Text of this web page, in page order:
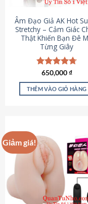
Âm Đạo Giả AK Hot
Stretchy – Cảm Giác
Thật Khiến Bạn Đê
Từng Giây
Được xếp
hạng4.75
5 sao
650,000₫
THÊM VÀO GIỎ HÀNG
Giảm giá!